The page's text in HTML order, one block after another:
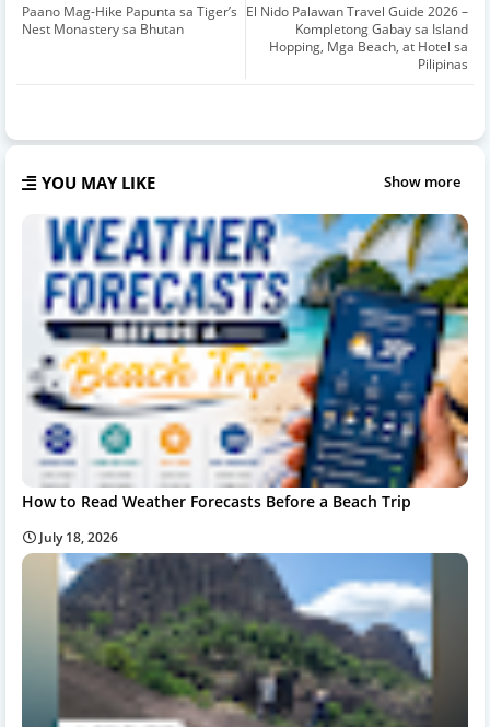
El Nido Palawan Travel Guide 2026 –
Kompletong Gabay sa Island
Hopping, Mga Beach, at Hotel sa
Pilipinas
Paano Mag-Hike Papunta sa Tiger’s
Nest Monastery sa Bhutan
YOU MAY LIKE Show more
How to Read Weather Forecasts Before a Beach Trip
July 18, 2026